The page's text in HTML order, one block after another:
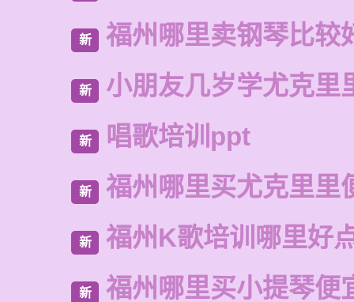
新 福州哪里卖钢琴比较
新 小朋友几岁学尤克里
新 唱歌培训ppt
新 福州哪里买尤克里里
新 福州K歌培训哪里好
新 福州哪里买小提琴便